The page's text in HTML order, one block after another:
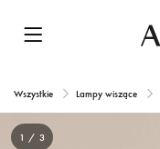
Wszystkie Lampy wiszące
1 / 3